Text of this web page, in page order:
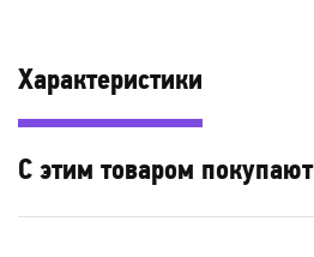
Характеристики
С этим товаром покупают